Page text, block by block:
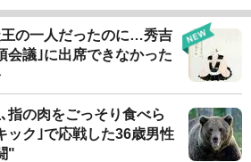
の一人だったのに…秀吉
会議｣に出席できなかった
指の肉をごっそり食べら
ク｣で応戦した36歳男性
"